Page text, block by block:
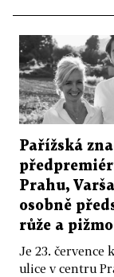
Pařížská
Prahu,
osobně
růže a pižmo
Je 23. července
ulice v centru